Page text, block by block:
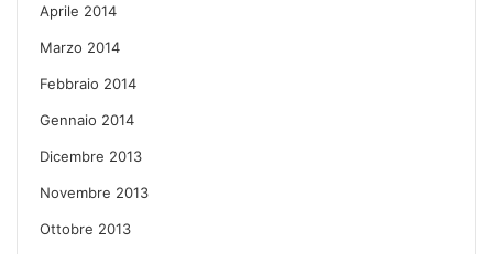
Aprile 2014
Marzo 2014
Febbraio 2014
Gennaio 2014
Dicembre 2013
Novembre 2013
Ottobre 2013